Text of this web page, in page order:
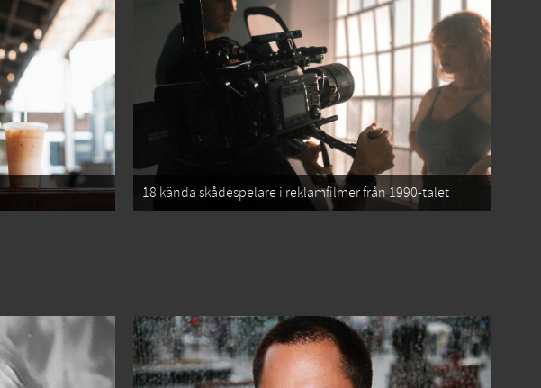
18 kända skådespelare i reklamfilmer från 1990-talet